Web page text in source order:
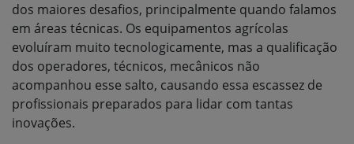
dos maiores desafios, principalmente quando falamos
em áreas técnicas. Os equipamentos agrícolas
evoluíram muito tecnologicamente, mas a qualificação
dos operadores, técnicos, mecânicos não
acompanhou esse salto, causando essa escassez de
profissionais preparados para lidar com tantas
inovações.